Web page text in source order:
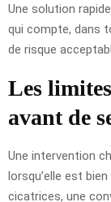
Une solution
qui compte, dans
de risque
Les
avant de
Une intervention
lorsqu’elle est
cicatrices, une